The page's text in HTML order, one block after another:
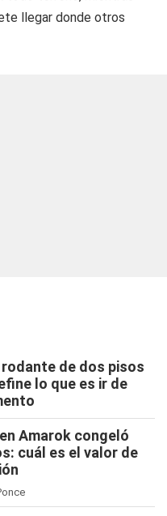
llegar donde otros
rodante de dos pisos
lo que es ir de
Amarok congeló
cuál es el valor de